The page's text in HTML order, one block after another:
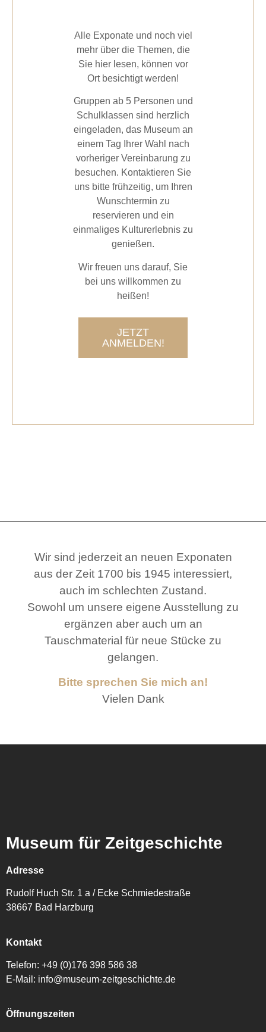
Alle Exponate und noch viel
mehr über die Themen, die
Sie hier lesen, können vor
Ort besichtigt werden!
Gruppen ab 5 Personen und
Schulklassen sind herzlich
eingeladen, das Museum an
einem Tag Ihrer Wahl nach
vorheriger Vereinbarung zu
besuchen. Kontaktieren Sie
uns bitte frühzeitig, um Ihren
Wunschtermin zu
reservieren und ein
einmaliges Kulturerlebnis zu
genießen.
Wir freuen uns darauf, Sie
bei uns willkommen zu
heißen!
JETZT
ANMELDEN!
Wir sind jederzeit an neuen Exponaten
aus der Zeit 1700 bis 1945 interessiert,
auch im schlechten Zustand.
Sowohl um unsere eigene Ausstellung zu
ergänzen aber auch um an
Tauschmaterial für neue Stücke zu
gelangen.
Bitte sprechen Sie mich an!
Vielen Dank
Museum für Zeitgeschichte
Adresse
Rudolf Huch Str. 1 a / Ecke Schmiedestraße
38667 Bad Harzburg
Kontakt
Telefon: +49 (0)176 398 586 38
E-Mail: info@museum-zeitgeschichte.de
Öffnungszeiten